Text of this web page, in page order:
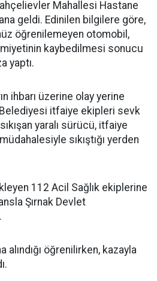
Mahallesi Hastane
geldi. Edinilen bilgilere göre,
öğrenilemeyen otomobil,
kaybedilmesi sonucu
yaptı.
ihbarı üzerine olay yerine
Belediyesi itfaiye ekipleri sevk
yaralı sürücü, itfaiye
sıkıştığı yerden
112 Acil Sağlık ekiplerine
Şırnak Devlet
alındığı öğrenilirken, kazayla